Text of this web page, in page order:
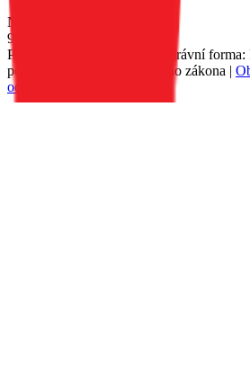
Nedostupné
90 Kč
Petr Matyáš, IČ: 00705331, Právní forma:
podnikající dle živnostenského zákona |
ochrana osobních údajů